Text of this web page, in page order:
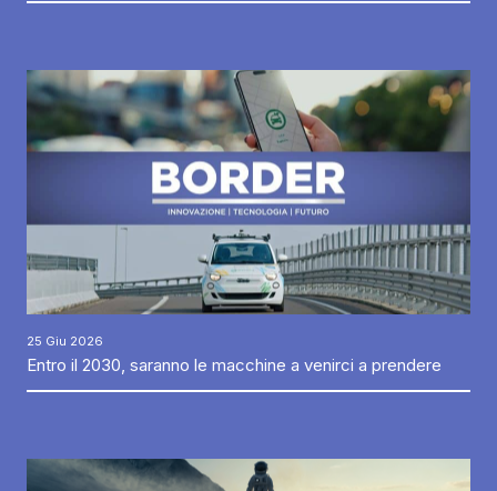
25 Giu 2026
Entro il 2030, saranno le macchine a venirci a prendere